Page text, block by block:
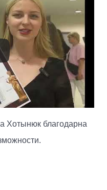
Хотынюк благодарна